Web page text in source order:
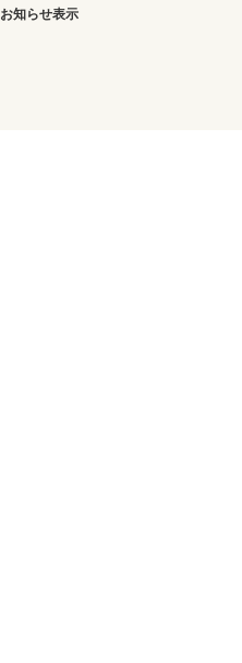
お知らせ表示